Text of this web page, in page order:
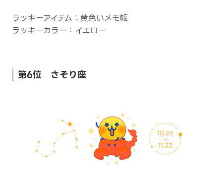
ラッキーアイテム：黄色いメモ帳
ラッキーカラー：イエロー
第6位 さそり座